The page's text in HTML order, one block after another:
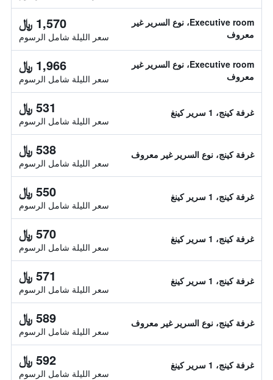
Executive room، نوع السرير غير
معروف
1,570 ﷼
سعر الليلة شامل الرسوم
Executive room، نوع السرير غير
معروف
1,966 ﷼
سعر الليلة شامل الرسوم
غرفة كينج، 1 سرير كينغ 531 ﷼
سعر الليلة شامل الرسوم
غرفة كينج، نوع السرير غير معروف 538 ﷼
سعر الليلة شامل الرسوم
غرفة كينج، 1 سرير كينغ 550 ﷼
سعر الليلة شامل الرسوم
غرفة كينج، 1 سرير كينغ 570 ﷼
سعر الليلة شامل الرسوم
غرفة كينج، 1 سرير كينغ 571 ﷼
سعر الليلة شامل الرسوم
غرفة كينج، نوع السرير غير معروف 589 ﷼
سعر الليلة شامل الرسوم
غرفة كينج، 1 سرير كينغ 592 ﷼
سعر الليلة شامل الرسوم